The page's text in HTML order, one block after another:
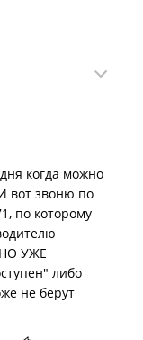
мин.
когда можно
вот звоню по
по которому
НО УЖЕ
либо
не берут